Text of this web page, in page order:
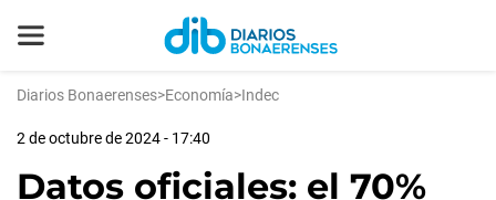
Diarios Bonaerenses>Economía>Indec
2 de octubre de 2024 - 17:40
Datos oficiales: el 70%